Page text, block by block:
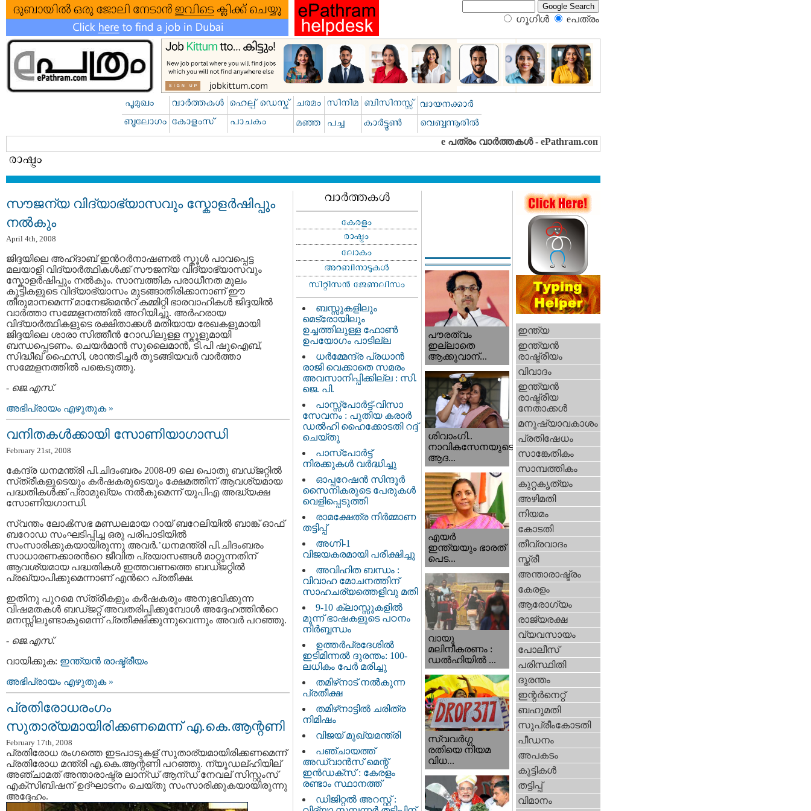
ഗൂഗിള്‍ eപത്രം‍
സൗജന്യ വിദ്യാഭ്യാസവും സ്കോളര്‍ഷിപ്പും
നല്‍കും
April 4th, 2008
ജിദ്ദയിലെ അഹ്ദാബ് ഇന്‍റര്‍നാഷണല്‍ സ്കൂള്‍ പാവപ്പെട്ട
മലയാളി വിദ്യാര്‍ത്ഥികള്‍ക്ക് സൗജന്യ വിദ്യാഭ്യാസവും
സ്കോളര്‍ഷിപ്പും നല്‍കും. സാമ്പത്തിക പരാധീനത മൂലം
കുട്ടികളുടെ വിദ്യാഭ്യാസം മുടങ്ങാതിരിക്കാനാണ് ഈ
തീരുമാനമെന്ന് മാനേജ്മെന്‍റ് കമ്മിറ്റി ഭാരവാഹികള്‍ ജിദ്ദയില്‍
വാര്‍ത്താ സമ്മേളനത്തില്‍ അറിയിച്ചു. അര്‍ഹരായ
വിദ്യാര്‍ത്ഥികളുടെ രക്ഷിതാക്കള്‍ മതിയായ രേഖകളുമായി
ജിദ്ദയിലെ ശാരാ സിത്തീന്‍ റോഡിലുള്ള സ്കൂളുമായി
ബന്ധപ്പെടണം. ചെയര്‍മാന്‍ സുലൈമാന്‍, ടി.പി ഷുഐബ്,
സിദ്ധീഖ് ഫൈസി, ശാന്തടീച്ചര്‍ തുടങ്ങിയവര്‍ വാര്‍ത്താ
സമ്മേളനത്തില്‍ പങ്കെടുത്തു.
- ജെ.എസ്.
അഭിപ്രായം എഴുതുക »
വനിതകള്‍ക്കായി സോണിയാഗാന്ധി
February 21st, 2008
കേന്ദ്ര ധനമന്ത്രി പി.ചിദംബരം 2008-09 ലെ പൊതു ബഡ്‌ജറ്റില്‍
സ്‌ത്രീകളുടെയും കര്‍ഷകരുടെയും ക്ഷേമത്തിന് ആവശ്യമായ
പദ്ധതികള്‍ക്ക് പ്രാമുഖ്യം നല്‍കുമെന്ന് യു‌പി‌എ അദ്ധ്യക്ഷ
സോണിയഗാന്ധി.
സ്വന്തം ലോക്‍സഭ മണ്ഡലമായ റായ് ബറേലിയില്‍ ബാങ്ക് ഓഫ്
ബറോഡ സംഘടിപ്പിച്ച ഒരു പരിപാടിയില്‍
സംസാരിക്കുകയായിരുന്നു അവര്‍.’ധനമന്ത്രി പി.ചിദംബരം
സാധാരണക്കാരന്‍റെ ജീവിത പ്രയാസങ്ങള്‍ മാറ്റുന്നതിന്
ആവശ്യമായ പദ്ധതികള്‍ ഇത്തവണത്തെ ബഡ്‌ജറ്റില്‍
പ്രഖ്യാപിക്കുമെന്നാണ് എന്‍റെ പ്രതീക്ഷ.
ഇതിനു പുറമെ സ്‌ത്രീകളും കര്‍ഷകരും അനുഭവിക്കുന്ന
വിഷമതകള്‍ ബഡ്‌ജറ്റ് അവതരിപ്പിക്കുമ്പോള്‍ അദ്ദേഹത്തിന്‍റെ
മനസ്സിലുണ്ടാകുമെന്ന് പ്രതീക്ഷിക്കുന്നുവെന്നും അവര്‍ പറഞ്ഞു.
- ജെ.എസ്.
വായിക്കുക: ഇന്ത്യന്‍ രാഷ്ട്രീയം
അഭിപ്രായം എഴുതുക »
പ്രതിരോധരംഗം
സുതാര്യമായിരിക്കണമെന്ന് എ.കെ.ആന്റണി
February 17th, 2008
പ്രതിരോധ രംഗത്തെ ഇടപാടുകള് സുതാര്യമായിരിക്കണമെന്ന്
പ്രതിരോധ മന്ത്രി എ.കെ.ആന്റണി പറഞ്ഞു. ന്യൂഡല്ഹിയില്
അഞ്ചാമത് അന്താരാഷ്ട്ര ലാന്ഡ് ആന്ഡ് നേവല് സിസ്റ്റംസ്
എക്സിബിഷന് ഉദ്ഘാടനം ചെയ്തു സംസാരിക്കുകയായിരുന്നു
അദ്ദേഹം.
ബസ്സുകളിലും
മെട്രോയിലും
ഉച്ചത്തിലുള്ള ഫോൺ
ഉപയോഗം പാടില്ല
ധര്‍മ്മേന്ദ്ര പ്രധാൻ
രാജി വെക്കാതെ സമരം
അവസാനിപ്പിക്കില്ല : സി.
ജെ. പി.
പാസ്സ്പോർട്ട്-വിസാ
സേവനം : പുതിയ കരാർ
ഡൽഹി ഹൈക്കോടതി റദ്ദ്
ചെയ്തു
പാസ്‌പോർട്ട്
നിരക്കുകൾ വർദ്ധിച്ചു
ഓപ്പറേഷൻ സിന്ദൂർ
സൈനികരുടെ പേരുകൾ
വെളിപ്പെടുത്തി
രാമക്ഷേത്ര നിർമ്മാണ
തട്ടിപ്പ്
അഗ്നി-1
വിജയകരമായി പരീക്ഷിച്ചു
അവിഹിത ബന്ധം :
വിവാഹ മോചനത്തിന്
സാഹചര്യത്തെളിവു മതി
9-10 ക്ലാസ്സുകളിൽ
മൂന്ന് ഭാഷകളുടെ പഠനം
നിർബ്ബന്ധം
ഉത്തർപ്രദേശിൽ
ഇടിമിന്നൽ ദുരന്തം: 100-
ലധികം പേർ മരിച്ചു
തമിഴ്‌നാട് നൽകുന്ന
പ്രതീക്ഷ
തമിഴ്‌നാട്ടില്‍ ചരിത്ര
നിമിഷം
വിജയ് മുഖ്യമന്ത്രി
പഞ്ചായത്ത്
അഡ്വാൻസ് മെന്റ്
ഇൻഡക്സ് : കേരളം
രണ്ടാം സ്ഥാനത്ത്
ഡിജിറ്റൽ അറസ്റ്റ് :
പൗരത്വം
ഇല്ലാതെ
ആക്കുവാന്...
ശിവാംഗി..
നാവികസേനയുടെ
ആദ...
എയര്‍
ഇന്ത്യയും ഭാരത്
പെട...
വായു
മലിനീകരണം :
ഡൽഹിയിൽ ...
സ്വവര്‍ഗ്ഗ
രതിയെ നിയമ
വിധ...
ഇന്ത്യ
ഇന്ത്യന്‍
രാഷ്ട്രീയം
വിവാദം
ഇന്ത്യന്‍
രാഷ്ട്രീയ
നേതാക്കള്‍
മനുഷ്യാവകാശം
പ്രതിഷേധം
സാങ്കേതികം
സാമ്പത്തികം
കുറ്റകൃത്യം
അഴിമതി
നിയമം
കോടതി
തീവ്രവാദം
സ്ത്രീ
അന്താരാഷ്ട്രം
കേരളം
ആരോഗ്യം
രാജ്യരക്ഷ
വ്യവസായം
പോലീസ്‌
പരിസ്ഥിതി
ദുരന്തം
ഇന്റര്‍നെറ്റ്‌
ബഹുമതി
സുപ്രീംകോടതി
പീഡനം
അപകടം
കുട്ടികള്‍
തട്ടിപ്പ്‌
വിമാനം